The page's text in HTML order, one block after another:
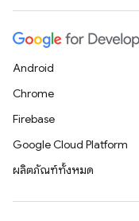
Android
Chrome
Firebase
Google Cloud Platform
ผลิตภัณฑ์ทั้งหมด